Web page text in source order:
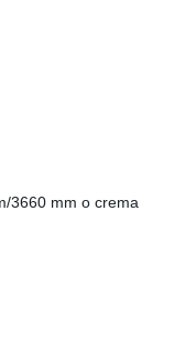
3660 mm o crema